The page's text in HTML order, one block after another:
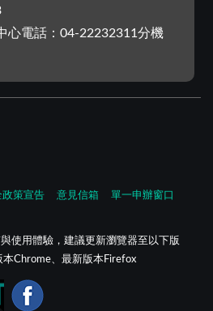
心電話：04-22232311分機
政策宣告 意見信箱 單一申辦窗口
使用體驗，建議更新瀏覽器至以下版
Chrome、最新版本Firefox